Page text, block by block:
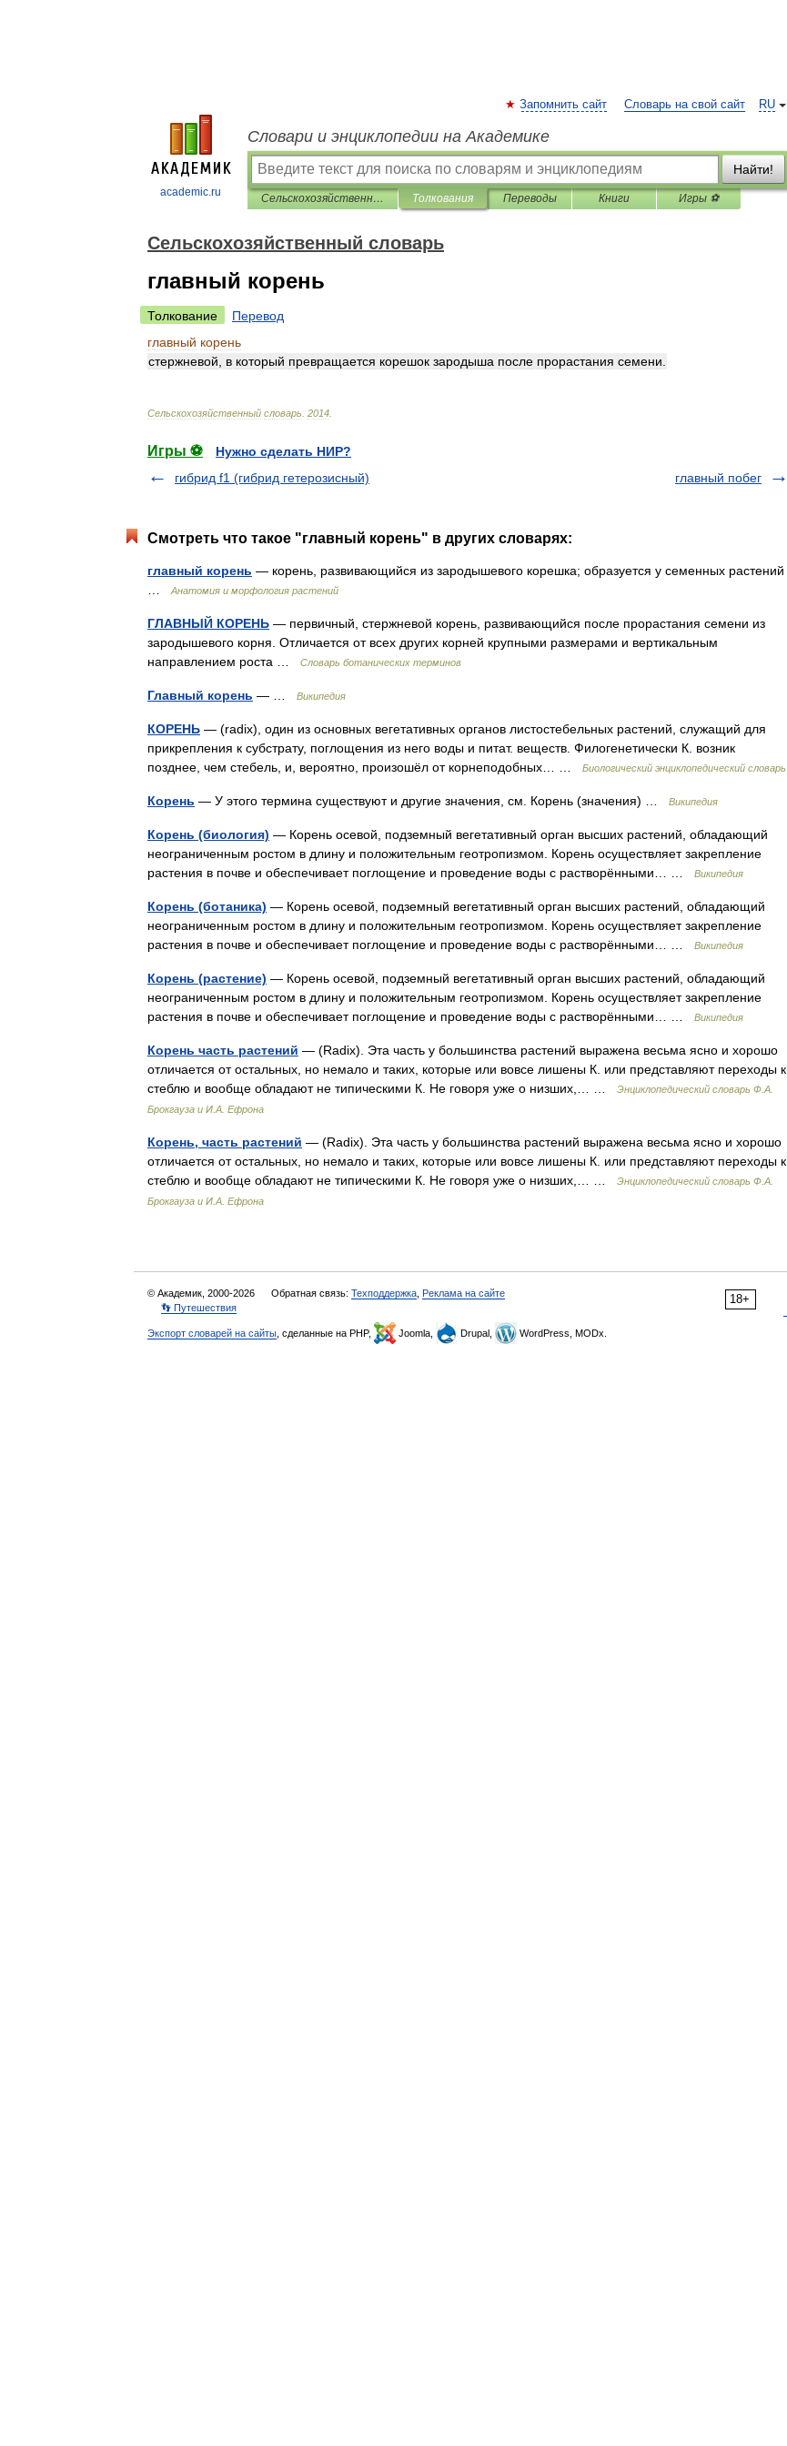
academic.ru
RU
Запомнить сайт Словарь на свой сайт
Словари и энциклопедии на Академике
Найти!
Сельскохозяйственный словарь Толкования Переводы Книги Игры ⚽
Сельскохозяйственный словарь
главный корень
Толкование
Перевод
главный корень
стержневой
в который превращается корешок зародыша после прорастания семени
Сельскохозяйственный словарь 2014
Игры ⚽
Нужно сделать НИР?
гибрид f1 (гибрид гетерозисный)
главный побег
Смотреть что такое "главный корень" в других словарях:
главный корень — корень, развивающийся из зародышевого корешка; образуется у семенных растений
Анатомия и морфология растений
ГЛАВНЫЙ КОРЕНЬ — первичный, стержневой корень, развивающийся после прорастания семени из
зародышевого корня. Отличается от всех других корней крупными размерами и вертикальным
направлением роста …
Словарь ботанических терминов
Главный корень — … Википедия
КОРЕНЬ — (radix), один из основных вегетативных органов листостебельных растений, служащий для
прикрепления к субстрату, поглощения из него воды и питат. веществ. Филогенетически К. возник
позднее, чем стебель, и, вероятно, произошёл от корнеподобных… …
Биологический энциклопедический словарь
Корень — У этого термина существуют и другие значения, см. Корень (значения) … Википедия
Корень (биология) — Корень осевой, подземный вегетативный орган высших растений, обладающий
неограниченным ростом в длину и положительным геотропизмом. Корень осуществляет закрепление
растения в почве и обеспечивает поглощение и проведение воды с растворёнными… …
Википедия
Корень (ботаника) — Корень осевой, подземный вегетативный орган высших растений, обладающий
неограниченным ростом в длину и положительным геотропизмом. Корень осуществляет закрепление
растения в почве и обеспечивает поглощение и проведение воды с растворёнными… …
Википедия
Корень (растение) — Корень осевой, подземный вегетативный орган высших растений, обладающий
неограниченным ростом в длину и положительным геотропизмом. Корень осуществляет закрепление
растения в почве и обеспечивает поглощение и проведение воды с растворёнными… …
Википедия
Корень часть растений — (Radix). Эта часть у большинства растений выражена весьма ясно и хорошо
отличается от остальных, но немало и таких, которые или вовсе лишены К. или представляют переходы к
стеблю и вообще обладают не типическими К. Не говоря уже о низших,… …
Энциклопедический словарь Ф.А.
Брокгауза и И.А. Ефрона
Корень, часть растений — (Radix). Эта часть у большинства растений выражена весьма ясно и хорошо
отличается от остальных, но немало и таких, которые или вовсе лишены К. или представляют переходы к
стеблю и вообще обладают не типическими К. Не говоря уже о низших,… …
Энциклопедический словарь Ф.А.
Брокгауза и И.А. Ефрона
18+
© Академик, 2000-2026 Обратная связь: Техподдержка Реклама на сайте
👣 Путешествия
Экспорт словарей на сайты , сделанные на PHP, Joomla, Drupal, WordPress, MODx.